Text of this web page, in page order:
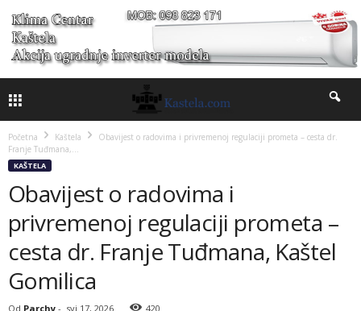
Početna Kaštela
Obavijest o radovima i privremenoj regulaciji prometa – cesta dr.
Franje Tuđmana,...
KAŠTELA
Obavijest o radovima i
privremenoj regulaciji prometa –
cesta dr. Franje Tuđmana, Kaštel
Gomilica
Od Parchy - svi 17, 2026 420